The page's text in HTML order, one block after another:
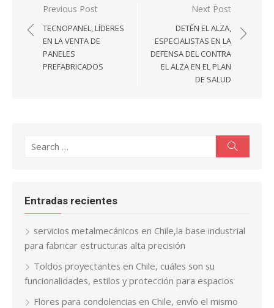
Navegación
de
entradas
Previous Post
TECNOPANEL, LÍDERES
EN LA VENTA DE
PANELES
PREFABRICADOS
Next Post
DETÉN EL ALZA,
ESPECIALISTAS EN LA
DEFENSA DEL CONTRA
EL ALZA EN EL PLAN
DE SALUD
for:
Entradas recientes
servicios metalmecánicos en Chile,la base industrial
para fabricar estructuras alta precisión
Toldos proyectantes en Chile, cuáles son su
funcionalidades, estilos y protección para espacios
Flores para condolencias en Chile, envío el mismo